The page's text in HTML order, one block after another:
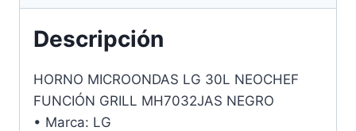
Descripción
HORNO MICROONDAS LG 30L NEOCHEF
FUNCIÓN GRILL MH7032JAS NEGRO
• Marca: LG